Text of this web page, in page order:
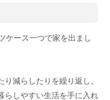
ケース一つで家を出まし
減らしたりを繰り返し、
らしやすい生活を手に入れ